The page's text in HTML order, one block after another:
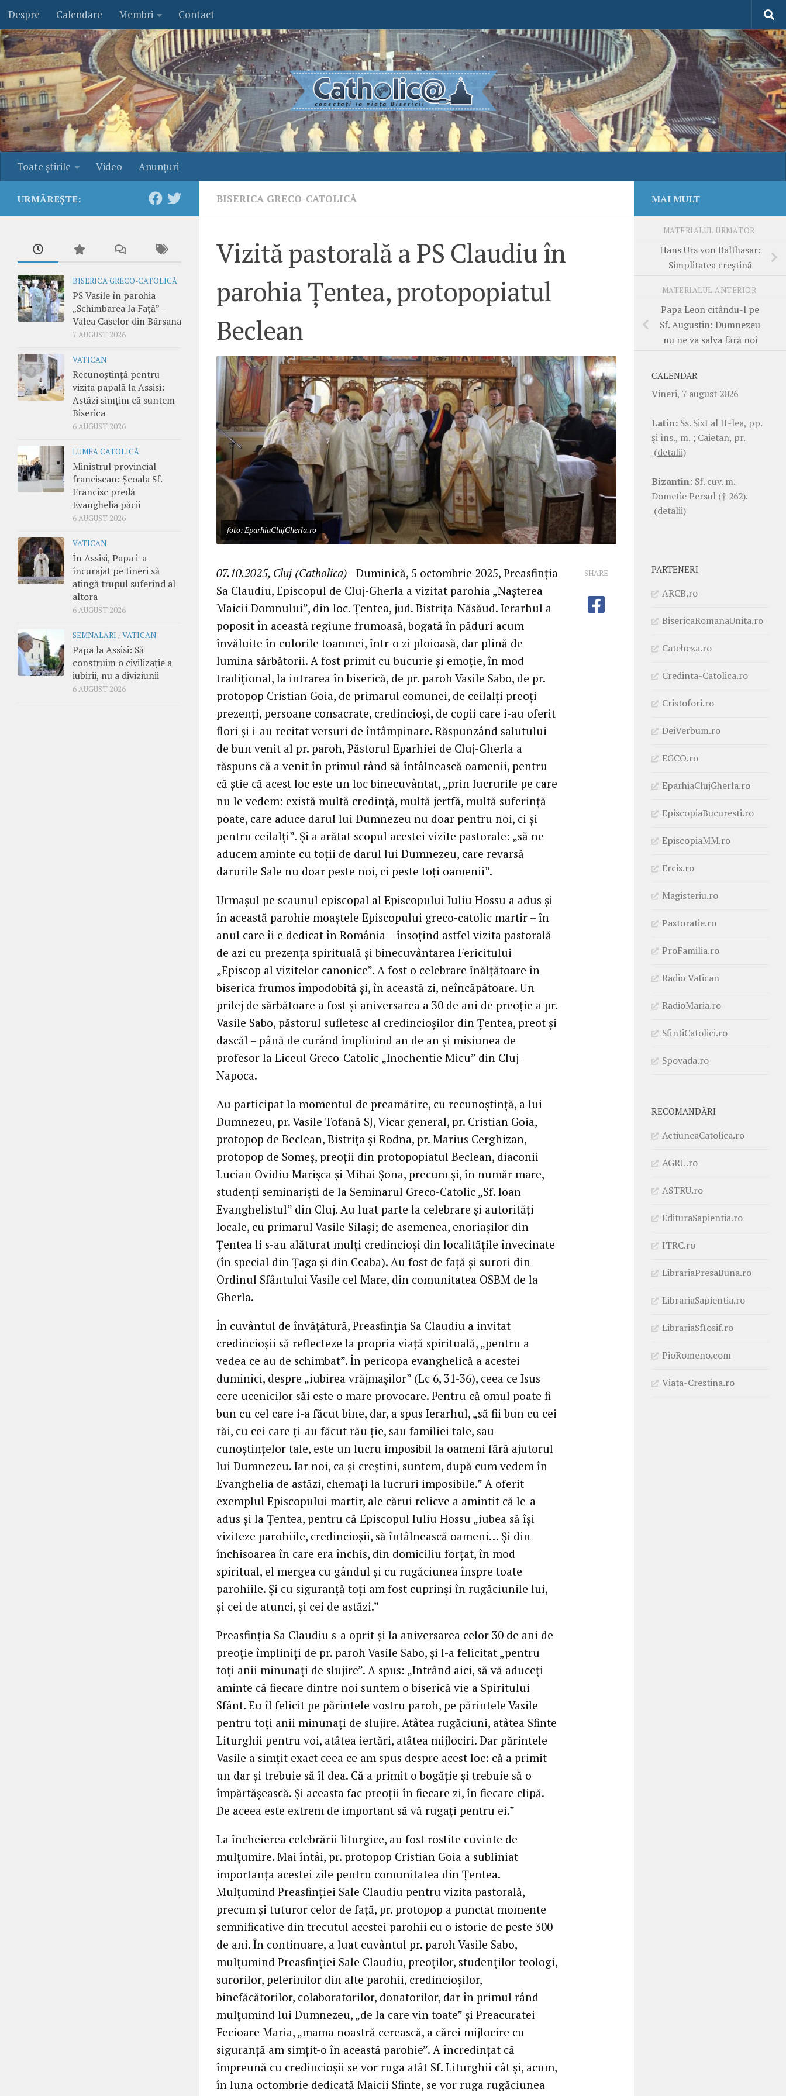
Skip to content
Despre Calendare Membri Contact
Toate ştirile Video Anunţuri
BISERICA GRECO-CATOLICĂ
Vizită pastorală a PS Claudiu în
parohia Țentea, protopopiatul
Beclean
foto: EparhiaClujGherla.ro
07.10.2025, Cluj (Catholica) - Duminică, 5 octombrie 2025, Preasfinția
Sa Claudiu, Episcopul de Cluj-Gherla a vizitat parohia „Nașterea
Maicii Domnului”, din loc. Țentea, jud. Bistrița-Năsăud. Ierarhul a
poposit în această regiune frumoasă, bogată în păduri acum
învăluite în culorile toamnei, într-o zi ploioasă, dar plină de
lumina sărbătorii. A fost primit cu bucurie și emoție, în mod
tradițional, la intrarea în biserică, de pr. paroh Vasile Sabo, de pr.
protopop Cristian Goia, de primarul comunei, de ceilalți preoți
prezenți, persoane consacrate, credincioși, de copii care i-au oferit
flori și i-au recitat versuri de întâmpinare. Răspunzând salutului
de bun venit al pr. paroh, Păstorul Eparhiei de Cluj-Gherla a
răspuns că a venit în primul rând să întâlnească oamenii, pentru
că știe că acest loc este un loc binecuvântat, „prin lucrurile pe care
nu le vedem: există multă credință, multă jertfă, multă suferință
poate, care aduce darul lui Dumnezeu nu doar pentru noi, ci și
pentru ceilalți”. Și a arătat scopul acestei vizite pastorale: „să ne
aducem aminte cu toții de darul lui Dumnezeu, care revarsă
darurile Sale nu doar peste noi, ci peste toți oamenii”.
Urmașul pe scaunul episcopal al Episcopului Iuliu Hossu a adus și
în această parohie moaștele Episcopului greco-catolic martir – în
anul care îi e dedicat în România – însoțind astfel vizita pastorală
de azi cu prezența spirituală și binecuvântarea Fericitului
„Episcop al vizitelor canonice”. A fost o celebrare înălțătoare în
biserica frumos împodobită și, în această zi, neîncăpătoare. Un
prilej de sărbătoare a fost și aniversarea a 30 de ani de preoție a pr.
Vasile Sabo, păstorul sufletesc al credincioșilor din Țentea, preot și
dascăl – până de curând împlinind an de an și misiunea de
profesor la Liceul Greco-Catolic „Inochentie Micu” din Cluj-
Napoca.
Au participat la momentul de preamărire, cu recunoștință, a lui
Dumnezeu, pr. Vasile Tofană SJ, Vicar general, pr. Cristian Goia,
protopop de Beclean, Bistrița și Rodna, pr. Marius Cerghizan,
protopop de Someș, preoții din protopopiatul Beclean, diaconii
Lucian Ovidiu Marișca și Mihai Șona, precum și, în număr mare,
studenți seminariști de la Seminarul Greco-Catolic „Sf. Ioan
Evanghelistul” din Cluj. Au luat parte la celebrare și autorități
locale, cu primarul Vasile Silași; de asemenea, enoriașilor din
Țentea li s-au alăturat mulți credincioși din localitățile învecinate
(în special din Țaga și din Ceaba). Au fost de față și surori din
Ordinul Sfântului Vasile cel Mare, din comunitatea OSBM de la
Gherla.
În cuvântul de învățătură, Preasfinția Sa Claudiu a invitat
credincioșii să reflecteze la propria viață spirituală, „pentru a
vedea ce au de schimbat”. În pericopa evanghelică a acestei
duminici, despre „iubirea vrăjmașilor” (Lc 6, 31-36), ceea ce Isus
cere ucenicilor săi este o mare provocare. Pentru că omul poate fi
bun cu cel care i-a făcut bine, dar, a spus Ierarhul, „să fii bun cu cei
răi, cu cei care ți-au făcut rău ție, sau familiei tale, sau
cunoștințelor tale, este un lucru imposibil la oameni fără ajutorul
lui Dumnezeu. Iar noi, ca și creștini, suntem, după cum vedem în
Evanghelia de astăzi, chemați la lucruri imposibile.” A oferit
exemplul Episcopului martir, ale cărui relicve a amintit că le-a
adus și la Țentea, pentru că Episcopul Iuliu Hossu „iubea să își
viziteze parohiile, credincioșii, să întâlnească oameni… Și din
închisoarea în care era închis, din domiciliu forțat, în mod
spiritual, el mergea cu gândul și cu rugăciunea înspre toate
parohiile. Și cu siguranță toți am fost cuprinși în rugăciunile lui,
și cei de atunci, și cei de astăzi.”
Preasfinția Sa Claudiu s-a oprit și la aniversarea celor 30 de ani de
preoție împliniți de pr. paroh Vasile Sabo, și l-a felicitat „pentru
toți anii minunați de slujire”. A spus: „Intrând aici, să vă aduceți
aminte că fiecare dintre noi suntem o biserică vie a Spiritului
Sfânt. Eu îl felicit pe părintele vostru paroh, pe părintele Vasile
pentru toți anii minunați de slujire. Atâtea rugăciuni, atâtea Sfinte
Liturghii pentru voi, atâtea iertări, atâtea mijlociri. Dar părintele
Vasile a simțit exact ceea ce am spus despre acest loc: că a primit
un dar și trebuie să îl dea. Că a primit o bogăție și trebuie să o
împărtășească. Și aceasta fac preoții în fiecare zi, în fiecare clipă.
De aceea este extrem de important să vă rugați pentru ei.”
La încheierea celebrării liturgice, au fost rostite cuvinte de
mulțumire. Mai întâi, pr. protopop Cristian Goia a subliniat
importanța acestei zile pentru comunitatea din Țentea.
Mulțumind Preasfinției Sale Claudiu pentru vizita pastorală,
precum și tuturor celor de față, pr. protopop a punctat momente
semnificative din trecutul acestei parohii cu o istorie de peste 300
de ani. În continuare, a luat cuvântul pr. paroh Vasile Sabo,
mulțumind Preasfinției Sale Claudiu, preoților, studenților teologi,
surorilor, pelerinilor din alte parohii, credincioșilor,
binefăcătorilor, colaboratorilor, donatorilor, dar în primul rând
mulțumind lui Dumnezeu, „de la care vin toate” și Preacuratei
Fecioare Maria, „mama noastră cerească, a cărei mijlocire cu
siguranță am simțit-o în această parohie”. A încredințat că
împreună cu credincioșii se vor ruga atât Sf. Liturghii cât și, acum,
în luna octombrie dedicată Maicii Sfinte, se vor ruga rugăciunea
SHARE
URMĂREȘTE:
BISERICA GRECO-CATOLICĂ
PS Vasile în parohia
„Schimbarea la Față” –
Valea Caselor din Bârsana
7 AUGUST 2026
VATICAN
Recunoștință pentru
vizita papală la Assisi:
Astăzi simțim că suntem
Biserica
6 AUGUST 2026
LUMEA CATOLICĂ
Ministrul provincial
franciscan: Școala Sf.
Francisc predă
Evanghelia păcii
6 AUGUST 2026
VATICAN
În Assisi, Papa i-a
încurajat pe tineri să
atingă trupul suferind al
altora
6 AUGUST 2026
SEMNALĂRI /VATICAN
Papa la Assisi: Să
construim o civilizație a
iubirii, nu a diviziunii
6 AUGUST 2026
MAI MULT
MATERIALUL URMĂTOR
Hans Urs von Balthasar:
Simplitatea creștină
MATERIALUL ANTERIOR
Papa Leon citându-l pe
Sf. Augustin: Dumnezeu
nu ne va salva fără noi
CALENDAR
Vineri, 7 august 2026
Latin: Ss. Sixt al II-lea, pp.
şi îns., m. ; Caietan, pr.
(detalii)
Bizantin: Sf. cuv. m.
Dometie Persul († 262).
(detalii)
PARTENERI
ARCB.ro
BisericaRomanaUnita.ro
Cateheza.ro
Credinta-Catolica.ro
Cristofori.ro
DeiVerbum.ro
EGCO.ro
EparhiaClujGherla.ro
EpiscopiaBucuresti.ro
EpiscopiaMM.ro
Ercis.ro
Magisteriu.ro
Pastoratie.ro
ProFamilia.ro
Radio Vatican
RadioMaria.ro
SfintiCatolici.ro
Spovada.ro
RECOMANDĂRI
ActiuneaCatolica.ro
AGRU.ro
ASTRU.ro
EdituraSapientia.ro
ITRC.ro
LibrariaPresaBuna.ro
LibrariaSapientia.ro
LibrariaSfIosif.ro
PioRomeno.com
Viata-Crestina.ro